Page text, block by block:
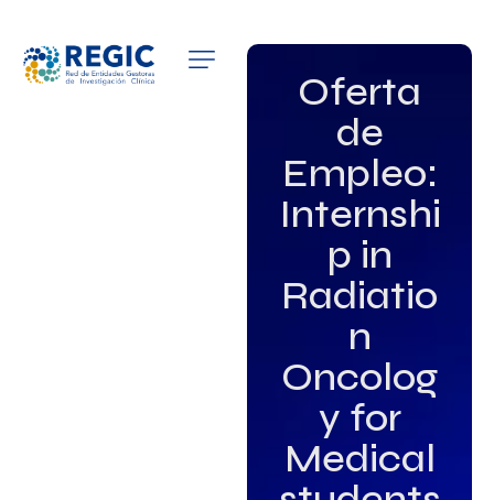
Oferta
de
Empleo:
Internshi
p in
Radiatio
n
Oncolog
y for
Medical
QUIÉNES SOMOS
PATROCINADORES
GRUPOS DE INTERÉS